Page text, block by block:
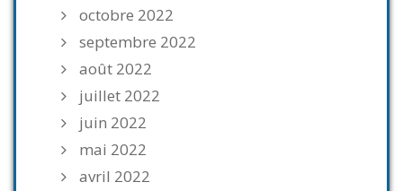
octobre 2022
septembre 2022
août 2022
juillet 2022
juin 2022
mai 2022
avril 2022